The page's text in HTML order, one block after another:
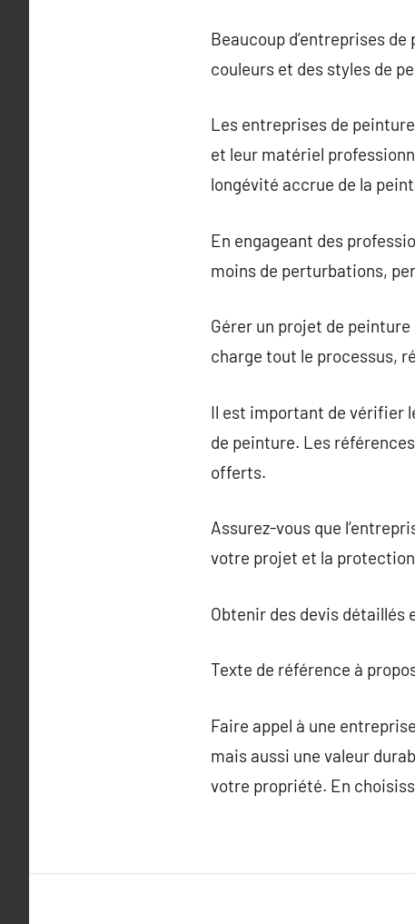
Beaucoup d’entreprises
couleurs et des styles de
Les entreprises de
et leur matériel
longévité accrue de la
En engageant des
moins de perturbations,
Gérer un projet de
charge tout le processus,
Il est important de vérifier
de peinture. Les
offerts.
Assurez-vous que
votre projet et la
Obtenir des devis
Texte de référence à
Faire appel à une
mais aussi une valeur
votre propriété. En